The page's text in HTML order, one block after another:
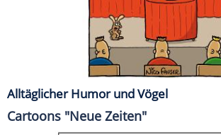
Alltäglicher Humor und Vögel
Cartoons "Neue Zeiten"